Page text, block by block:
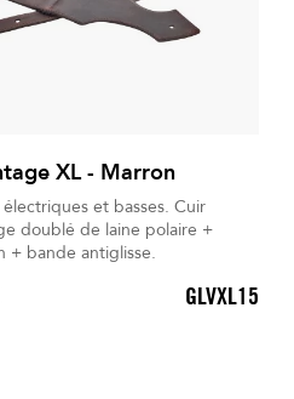
XL - Marron
et basses. Cuir
doublé de laine polaire +
+ bande antiglisse.
GLVXL15